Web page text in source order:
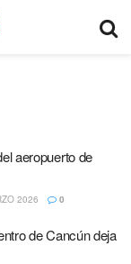
aeropuerto de
2026 0
de Cancún deja